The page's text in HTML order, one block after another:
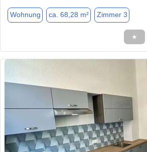
Wohnung ca. 68,28 m² Zimmer 3
★